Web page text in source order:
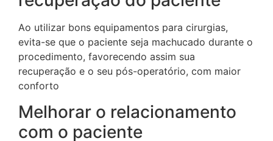
Ao utilizar bons equipamentos para cirurgias,
evita-se que o paciente seja machucado durante o
procedimento, favorecendo assim sua
recuperação e o seu pós-operatório, com maior
conforto
Melhorar o relacionamento
com o paciente